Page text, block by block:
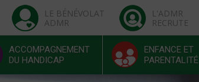
LE BÉNÉVOLAT
ADMR
L'ADMR
RECRUTE
ACCOMPAGNEMENT
DU HANDICAP
ENFANCE ET
PARENTALITÉ